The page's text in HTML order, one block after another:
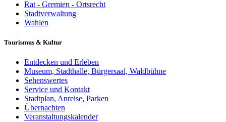
Rat - Gremien - Ortsrecht
Stadtverwaltung
Wahlen
Tourismus & Kultur
Entdecken und Erleben
Museum, Stadthalle, Bürgersaal, Waldbühne
Sehenswertes
Service und Kontakt
Stadtplan, Anreise, Parken
Übernachten
Veranstaltungskalender